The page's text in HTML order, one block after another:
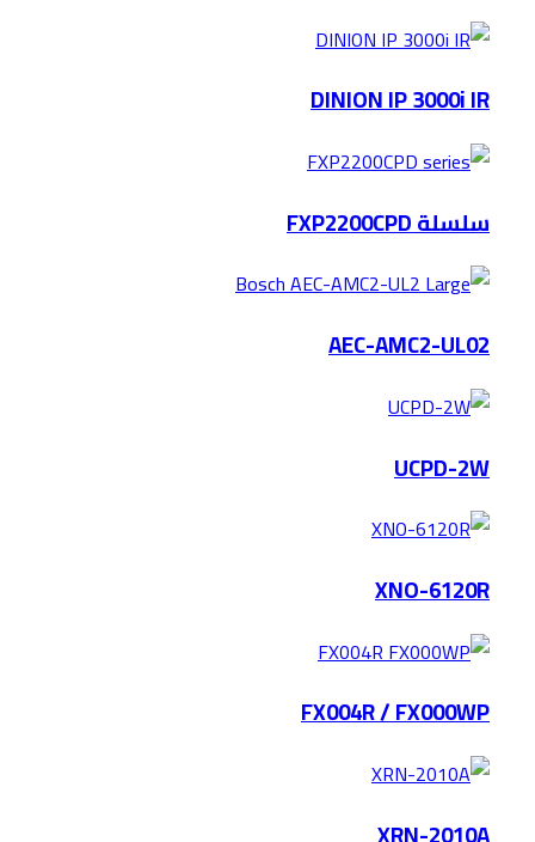
DINION IP 3000i IR
سلسلة FXP2200CPD
AEC-AMC2-UL02
UCPD-2W
XNO-6120R
FX004R / FX000WP